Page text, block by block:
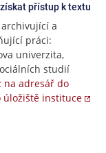
přístup k textu
a
práci:
univerzita,
studií
na adresář do
úložiště instituce